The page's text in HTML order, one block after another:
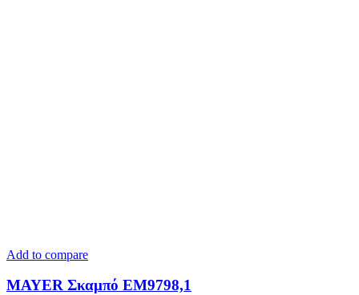
Add to compare
MAYER Σκαμπό ΕΜ9798,1